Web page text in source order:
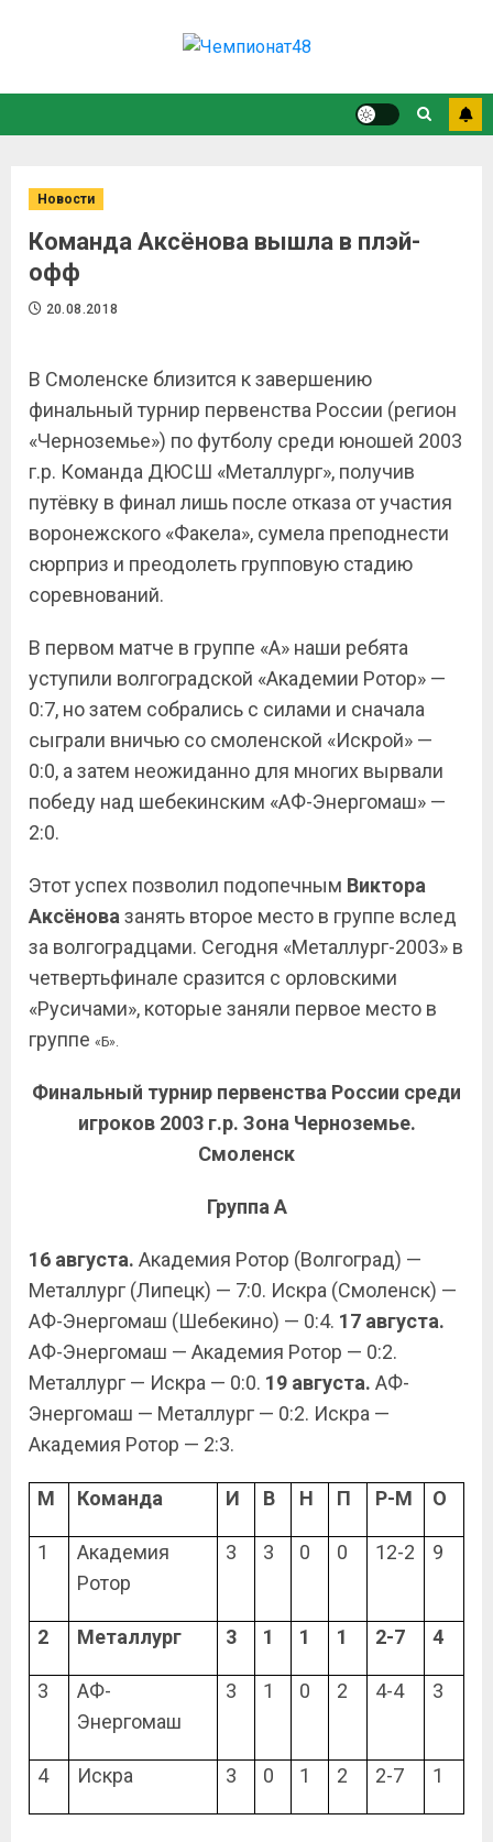
Новости
Команда Аксёнова вышла в плэй-
офф
20.08.2018
В Смоленске близится к завершению
финальный турнир первенства России (регион
«Черноземье») по футболу среди юношей 2003
г.р. Команда ДЮСШ «Металлург», получив
путёвку в финал лишь после отказа от участия
воронежского «Факела», сумела преподнести
сюрприз и преодолеть групповую стадию
соревнований.
В первом матче в группе «А» наши ребята
уступили волгоградской «Академии Ротор» —
0:7, но затем собрались с силами и сначала
сыграли вничью со смоленской «Искрой» —
0:0, а затем неожиданно для многих вырвали
победу над шебекинским «АФ-Энергомаш» —
2:0.
Этот успех позволил подопечным Виктора
Аксёнова занять второе место в группе вслед
за волгоградцами. Сегодня «Металлург-2003» в
четвертьфинале сразится с орловскими
«Русичами», которые заняли первое место в
группе «Б».
Финальный турнир первенства России среди
игроков 2003 г.р. Зона Черноземье.
Смоленск
Группа А
16 августа. Академия Ротор (Волгоград) —
Металлург (Липецк) — 7:0. Искра (Смоленск) —
АФ-Энергомаш (Шебекино) — 0:4. 17 августа.
АФ-Энергомаш — Академия Ротор — 0:2.
Металлург — Искра — 0:0. 19 августа. АФ-
Энергомаш — Металлург — 0:2. Искра —
Академия Ротор — 2:3.
М Команда И В Н П Р-М О
1
Академия
Ротор
3 3 0 0 12-2 9
2 Металлург 3 1 1 1 2-7 4
3
АФ-
Энергомаш
3 1 0 2 4-4 3
4 Искра 3 0 1 2 2-7 1